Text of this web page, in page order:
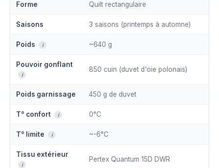
Forme Quilt rectangulaire
Saisons 3 saisons (printemps à automne)
Poids i ~640 g
Pouvoir gonflant
i
850 cuin (duvet d'oie polonais)
Poids garnissage 450 g de duvet
T° confort i 0°C
T° limite i ~-6°C
Tissu extérieur
i
Pertex Quantum 15D DWR